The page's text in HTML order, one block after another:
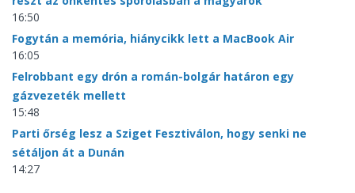
16:50
Fogytán a memória, hiánycikk lett a MacBook Air
16:05
Felrobbant egy drón a román-bolgár határon egy
gázvezeték mellett
15:48
Parti őrség lesz a Sziget Fesztiválon, hogy senki ne
sétáljon át a Dunán
14:27